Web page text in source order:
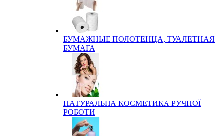
БУМАЖНЫЕ ПОЛОТЕНЦА, ТУАЛЕТНАЯ
БУМАГА
НАТУРАЛЬНА КОСМЕТИКА РУЧНОЇ
РОБОТИ